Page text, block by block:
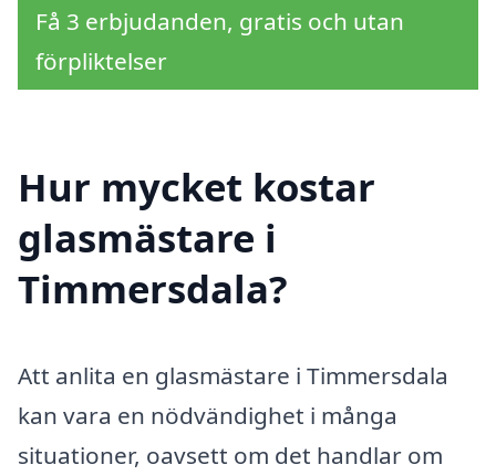
Få 3 erbjudanden, gratis och utan
förpliktelser
Hur mycket kostar
glasmästare i
Timmersdala?
Att anlita en glasmästare i Timmersdala
kan vara en nödvändighet i många
situationer, oavsett om det handlar om